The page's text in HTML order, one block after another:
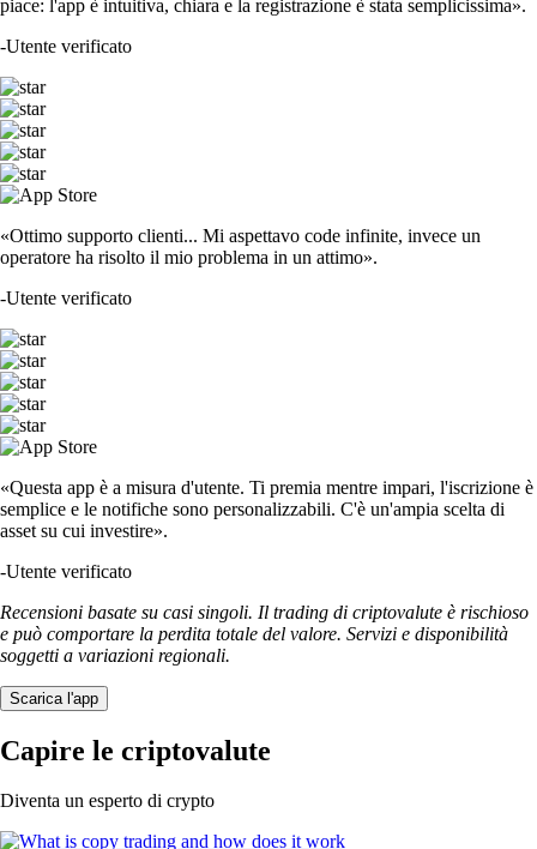
piace: l'app è intuitiva, chiara e la registrazione è stata semplicissima».
-Utente verificato
«Ottimo supporto clienti... Mi aspettavo code infinite, invece un
operatore ha risolto il mio problema in un attimo».
-Utente verificato
«Questa app è a misura d'utente. Ti premia mentre impari, l'iscrizione è
semplice e le notifiche sono personalizzabili. C'è un'ampia scelta di
asset su cui investire».
-Utente verificato
Recensioni basate su casi singoli. Il trading di criptovalute è rischioso
e può comportare la perdita totale del valore. Servizi e disponibilità
soggetti a variazioni regionali.
Scarica l'app
Capire le criptovalute
Diventa un esperto di crypto